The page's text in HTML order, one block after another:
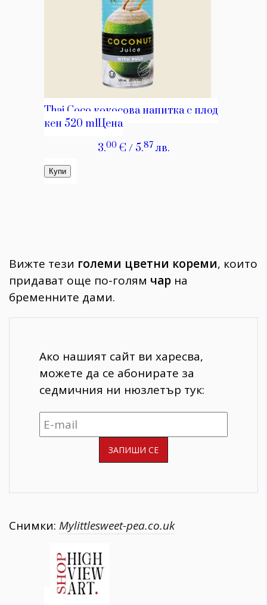
Вижте тези големи цветни кореми, които
придават още по-голям чар на
бременните дами.
Ако нашият сайт ви харесва,
можете да се абонирате за
седмичния ни нюзлетър тук:
Снимки: Mylittlesweet-pea.co.uk